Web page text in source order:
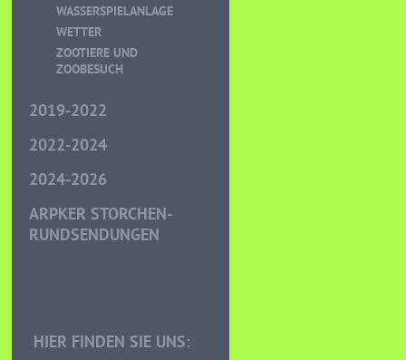
WASSERSPIELANLAGE
WETTER
ZOOTIERE UND
ZOOBESUCH
2019-2022
2022-2024
2024-2026
ARPKER STORCHEN-
RUNDSENDUNGEN
HIER FINDEN SIE UNS: